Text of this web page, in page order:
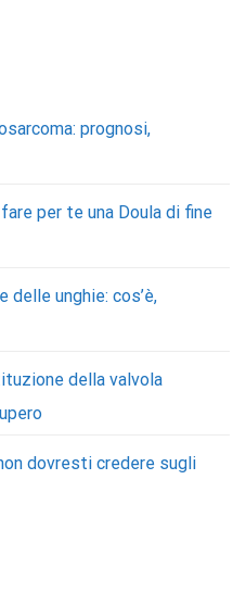
prognosi,
per te una Doula di fine
delle unghie: cos’è,
della valvola
dovresti credere sugli